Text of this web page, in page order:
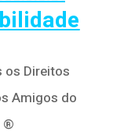
os Direitos
Amigos do
®